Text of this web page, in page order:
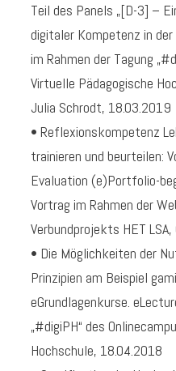
Teil des Panels „[D-3] –
digitaler Kompetenz in
im Rahmen der Tagung
Virtuelle Pädagogische
Julia Schrodt, 18.03.2019
• Reflexionskompetenz
trainieren und beurteilen:
Evaluation (e)Portfolio-
Vortrag im Rahmen der
Verbundprojekts HET
• Die Möglichkeiten der
Prinzipien am Beispiel
eGrundlagenkurse.
„#digiPH“ des
Hochschule, 18.04.2018